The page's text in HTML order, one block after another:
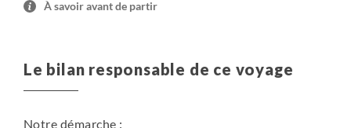
- Sur les îles Lofoten et à Finnsnes : logement en cabine,
bâtiment (certaines douches sont payantes).
souvent sur pilotis, mais dont le niveau de confort reste
À savoir avant de partir
Le bilan responsable de ce voyage
Notre démarche :